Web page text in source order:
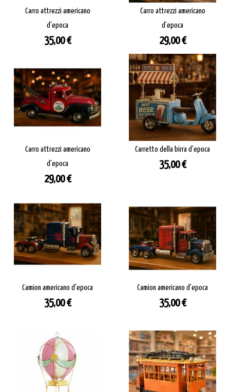
Carro attrezzi americano
d'epoca
Prezzo
35,00 €
Carro attrezzi americano
d'epoca
Prezzo
29,00 €
Carro attrezzi americano
d'epoca
Prezzo
29,00 €
Carretto della birra d'epoca
Prezzo
35,00 €
Camion americano d'epoca
Prezzo
35,00 €
Camion americano d'epoca
Prezzo
35,00 €